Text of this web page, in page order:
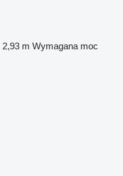
2,93 m Wymagana moc